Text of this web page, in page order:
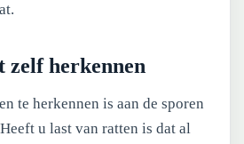
zelf herkennen
te herkennen is aan de sporen
u last van ratten is dat al